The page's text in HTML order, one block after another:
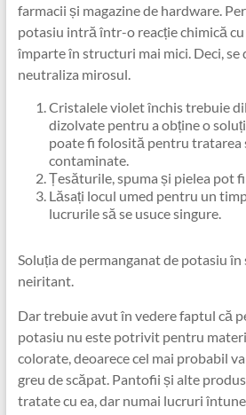
farmacii și magazine de hardware.
potasiu intră într-o reacție chimică
împarte în structuri mai mici. Deci, se
neutraliza mirosul.
Cristalele violet închis trebuie
dizolvate pentru a obține o
poate fi folosită pentru tratarea
contaminate.
Țesăturile, spuma și pielea pot
Lăsați locul umed pentru un
lucrurile să se usuce singure.
Soluția de permanganat de potasiu în
neiritant.
Dar trebuie avut în vedere faptul că
potasiu nu este potrivit pentru
colorate, deoarece cel mai probabil
greu de scăpat. Pantofii și alte
tratate cu ea, dar numai lucruri